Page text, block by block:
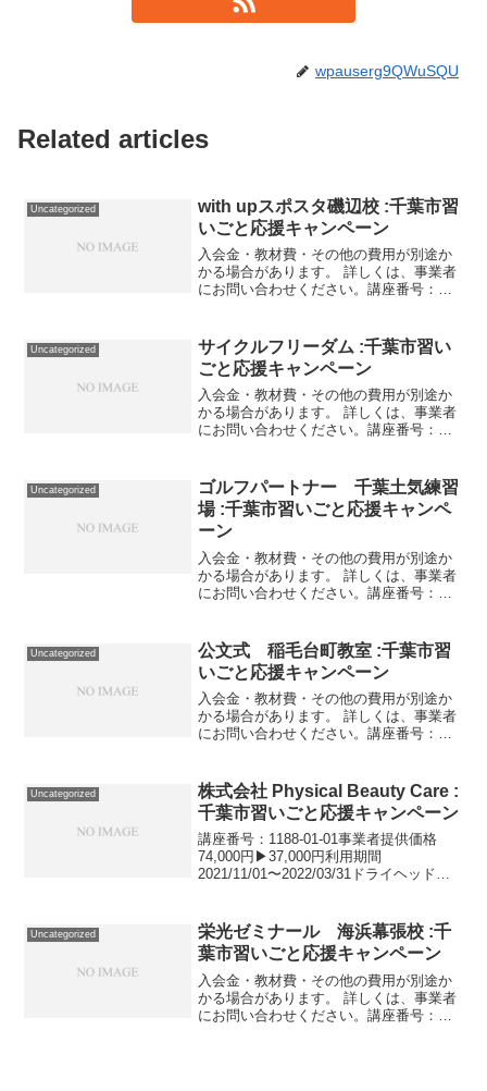
wpauserg9QWuSQU
Related articles
Uncategorized
with upスポスタ磯辺校 :千葉市習
いごと応援キャンペーン
入会金・教材費・その他の費用が別途か
かる場合があります。 詳しくは、事業者
にお問い合わせください。講座番号：
小学生対象 月曜日 ①チャレン...
Uncategorized
サイクルフリーダム :千葉市習い
ごと応援キャンペーン
入会金・教材費・その他の費用が別途か
かる場合があります。 詳しくは、事業者
にお問い合わせください。講座番号：
号：1657-01-02利用期...
Uncategorized
ゴルフパートナー 千葉土気練習
場 :千葉市習いごと応援キャンペ
ーン
入会金・教材費・その他の費用が別途か
かる場合があります。 詳しくは、事業者
にお問い合わせください。講座番号：
会員。講座番号：1596-01-0...
Uncategorized
公文式 稲毛台町教室 :千葉市習
いごと応援キャンペーン
入会金・教材費・その他の費用が別途か
かる場合があります。 詳しくは、事業者
にお問い合わせください。講座番号：
利用期間 2021/11...
Uncategorized
株式会社 Physical Beauty Care :
千葉市習いごと応援キャンペーン
講座番号：1188-01-01事業者提供価格
74,000円▶37,000円利用期間
2021/11/01〜2022/03/31ドライヘッドス
シャン、ヨガインストラ...
Uncategorized
栄光ゼミナール 海浜幕張校 :千
葉市習いごと応援キャンペーン
入会金・教材費・その他の費用が別途か
かる場合があります。 詳しくは、事業者
にお問い合わせください。講座番号：